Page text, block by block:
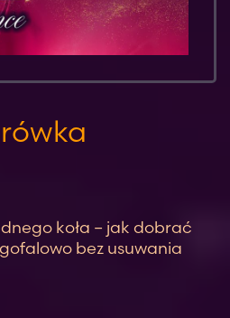
koła – jak dobrać
bez usuwania